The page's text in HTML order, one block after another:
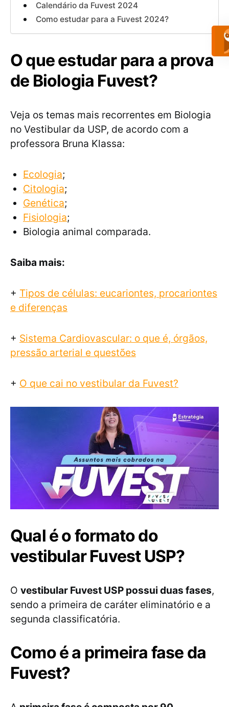
Calendário da Fuvest 2024
Como estudar para a Fuvest 2024?
O que estudar para a prova
de Biologia Fuvest?
Veja os temas mais recorrentes em Biologia
no Vestibular da USP, de acordo com a
professora Bruna Klassa:
Ecologia;
Citologia;
Genética;
Fisiologia;
Biologia animal comparada.
Saiba mais:
+ Tipos de células: eucariontes, procariontes
e diferenças
+ Sistema Cardiovascular: o que é, órgãos,
pressão arterial e questões
+ O que cai no vestibular da Fuvest?
Qual é o formato do
vestibular Fuvest USP?
O vestibular Fuvest USP possui duas fases,
sendo a primeira de caráter eliminatório e a
segunda classificatória.
Como é a primeira fase da
Fuvest?